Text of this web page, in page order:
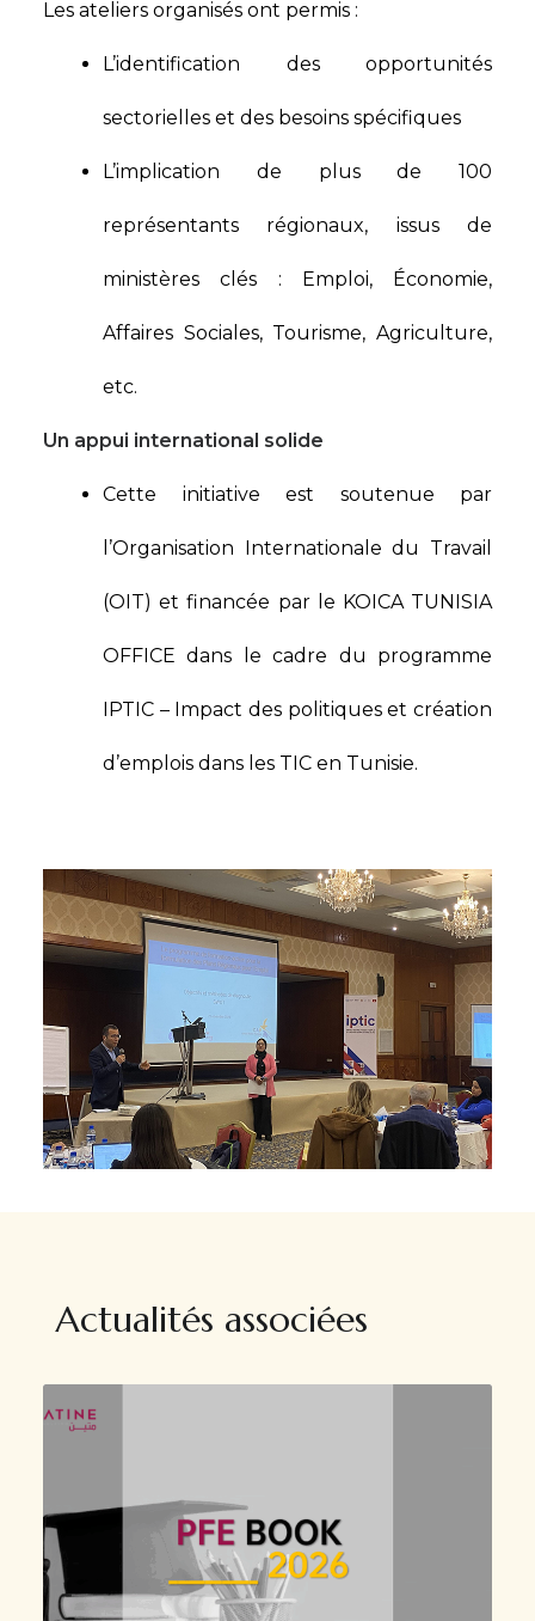
Les ateliers organisés ont permis :​​
L’identification des opportunités
sectorielles et des besoins spécifiques​
L’implication de plus de 100
représentants régionaux, issus de
ministères clés : Emploi, Économie,
Affaires Sociales, Tourisme, Agriculture,
etc.​​
Un appui international solide
Cette initiative est soutenue par
l’Organisation Internationale du Travail
(OIT) et financée par le KOICA TUNISIA
OFFICE dans le cadre du programme
IPTIC – Impact des politiques et création
d’emplois dans les TIC en Tunisie.​
Actualités associées